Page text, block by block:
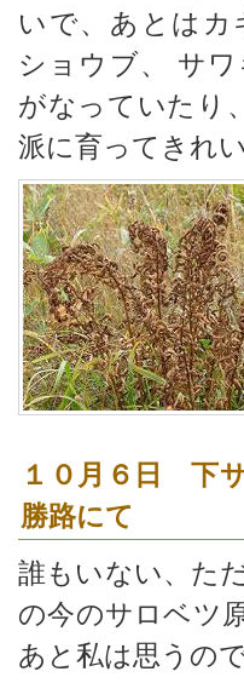
いで、あとはカ
ショウブ、 サ
がなっていたり
派に育ってきれ
１０月６日 下
勝路にて
誰もいない、た
の今のサロベツ
あと私は思うの